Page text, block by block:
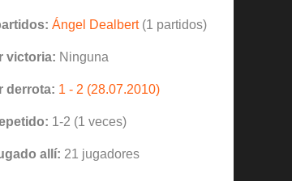
Ángel Dealbert(1 partidos)
victoria: Ninguna
derrota: 1 - 2 (28.07.2010)
1-2 (1 veces)
allí: 21 jugadores